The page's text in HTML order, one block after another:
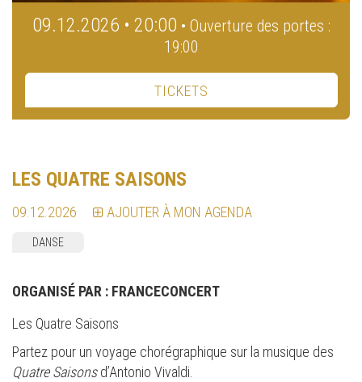
09.12.2026 • 20:00 • Ouverture des portes :
19:00
TICKETS
LES QUATRE SAISONS
09.12.2026 AJOUTER À MON AGENDA
DANSE
ORGANISÉ PAR : FRANCECONCERT
Les Quatre Saisons
Partez pour un voyage chorégraphique sur la musique des
Quatre Saisonsd’Antonio Vivaldi.